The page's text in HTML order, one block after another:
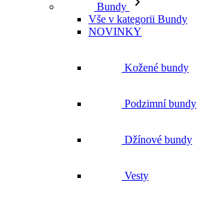
Bundy
Vše v kategorii Bundy
NOVINKY
Kožené bundy
Podzimní bundy
Džínové bundy
Vesty